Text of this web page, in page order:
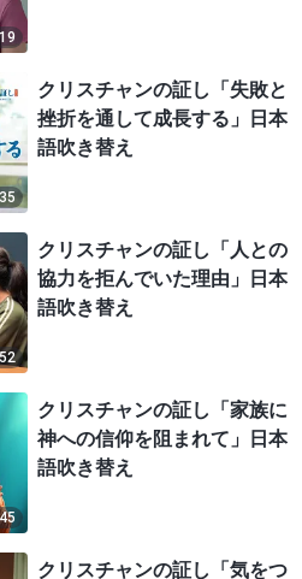
クリスチャンの証し「失敗と
挫折を通して成長する」日本
語吹き替え
クリスチャンの証し「人との
協力を拒んでいた理由」日本
語吹き替え
クリスチャンの証し「家族に
神への信仰を阻まれて」日本
語吹き替え
クリスチャンの証し「気をつ